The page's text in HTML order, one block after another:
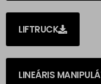
LIFTRUCK
LINEÁRIS